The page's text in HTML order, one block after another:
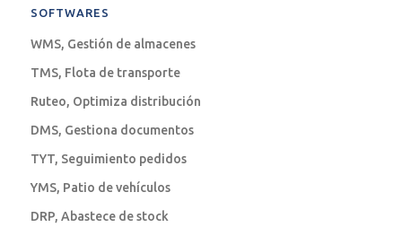
SOFTWARES
WMS, Gestión de almacenes
TMS, Flota de transporte
Ruteo, Optimiza distribución
DMS, Gestiona documentos
TYT, Seguimiento pedidos
YMS, Patio de vehículos
DRP, Abastece de stock